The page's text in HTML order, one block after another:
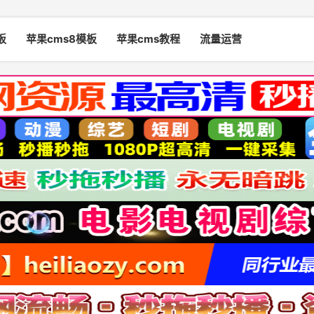
苹果cms8模板 苹果cms教程 流量运营